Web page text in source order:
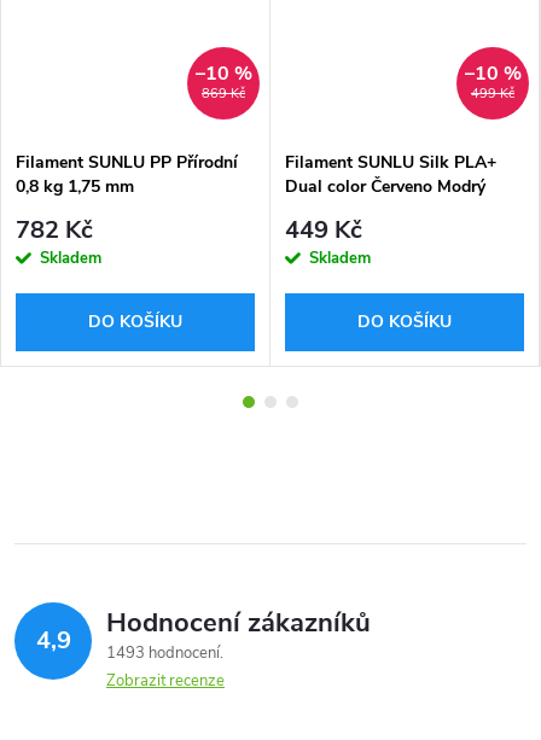
869 Kč
–10 %
Filament SUNLU PP Přírodní
0,8 kg 1,75 mm
782 Kč
Skladem
DO KOŠÍKU
499 Kč
–10 %
Filament SUNLU Silk PLA+
Dual color Červeno Modrý
449 Kč
Skladem
DO KOŠÍKU
4,9 Hodnocení zákazníků
1493 hodnocení
Zobrazit recenze